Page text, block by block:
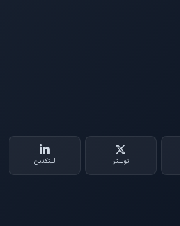
توییتر لینکدین